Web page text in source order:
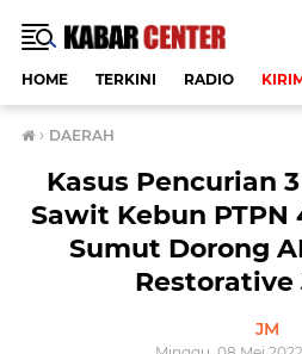
HOME TERKINI RADIO
› DAERAH
Kasus Pencurian
Sawit Kebun PTPN
Sumut Dorong
Restorative
JM